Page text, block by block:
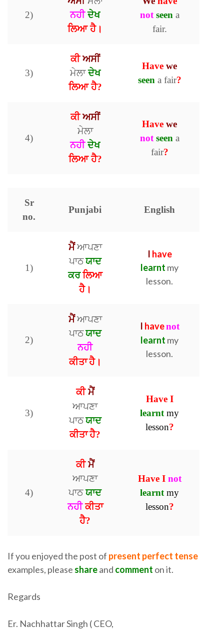
2)
ਨਹੀ ਦੇਖ
ਲਿਆ ਹੈ।
not seen a
fair.
3)
ਕੀ ਅਸੀਂ
ਮੇਲਾਦੇਖ
ਲਿਆ ਹੈ?
Have we
seen a fair?
4)
ਕੀ ਅਸੀਂ
ਮੇਲਾ
ਨਹੀ ਦੇਖ
ਲਿਆ ਹੈ?
Have we
not seen a
fair?
Sr
no.
Punjabi English
1)
ਮੈਂਆਪਣਾ
ਪਾਠਯਾਦ
ਕਰਲਿਆ
ਹੈ।
I have
learnt my
lesson.
2)
ਮੈਂ ਆਪਣਾ
ਪਾਠਯਾਦ
ਨਹੀ
ਕੀਤਾਹੈ।
I havenot
learnt my
lesson.
3)
ਕੀਮੈਂ
ਆਪਣਾ
ਪਾਠਯਾਦ
ਕੀਤਾਹੈ?
Have I
learnt my
lesson?
4)
ਕੀ ਮੈਂ
ਆਪਣਾ
ਪਾਠਯਾਦ
ਨਹੀਕੀਤਾ
ਹੈ?
Have I not
learnt my
lesson?
If you enjoyed the post of present perfect tense
examples, please shareand comment on it.
Regards
Er. Nachhattar Singh ( CEO,